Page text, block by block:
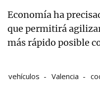
Economía ha
que permitirá
más rápido posible
vehículos Valencia